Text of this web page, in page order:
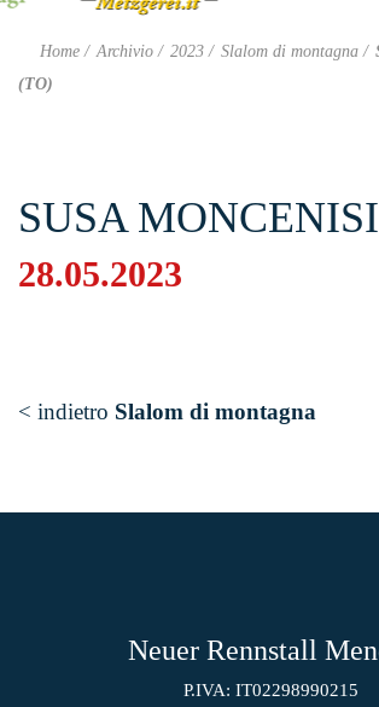
Home Archivio 2023 Slalom di montagna
(TO)
SUSA
28.05.2023
< indietro Slalom di montagna
Neuer Rennstall
P.IVA: IT02298990215